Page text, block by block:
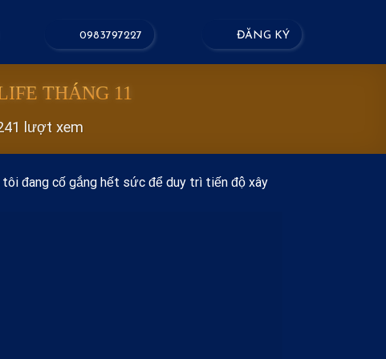
0983797227 ĐĂNG KÝ
THÁNG 11
lượt xem
tôi đang cố gắng hết sức để duy trì tiến độ xây